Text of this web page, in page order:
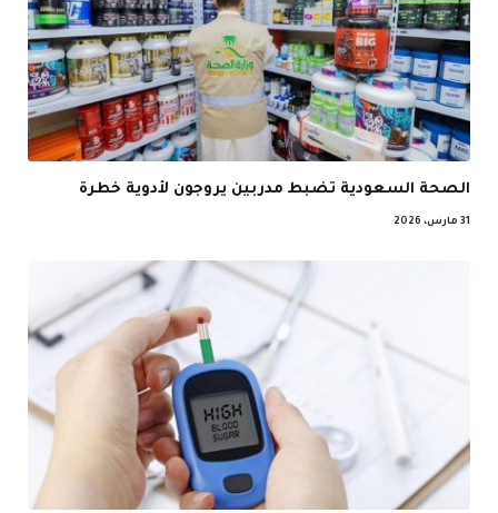
الصحة السعودية تضبط مدربين يروجون لأدوية خطرة
31 مارس، 2026